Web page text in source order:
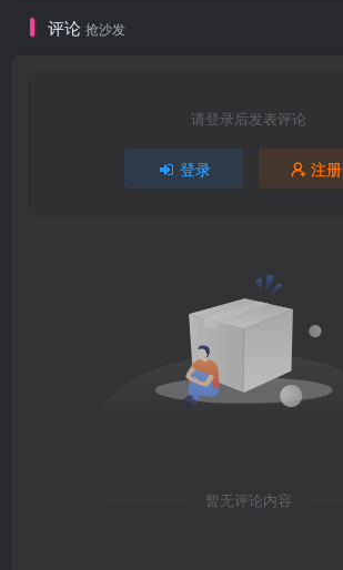
评论 抢沙发
请登录后发表评论
登录 注册
暂无评论内容